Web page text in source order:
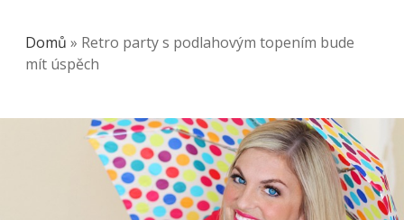
Domů » Retro party s podlahovým topením bude
mít úspěch